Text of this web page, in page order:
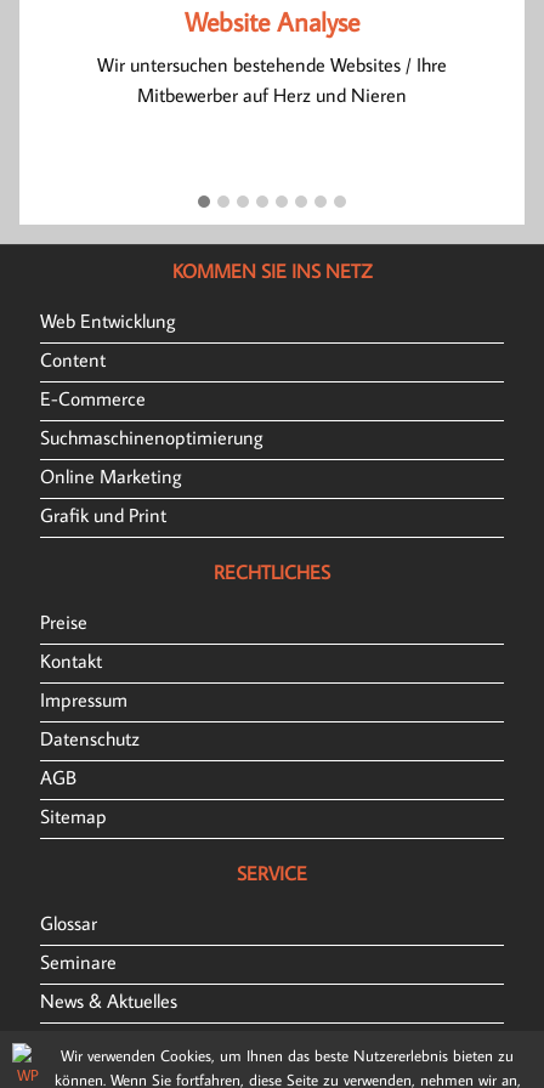
Website Analyse
Wir untersuchen bestehende Websites / Ihre
Mitbewerber auf Herz und Nieren
KOMMEN SIE INS NETZ
Web Entwicklung
Content
E-Commerce
Suchmaschinenoptimierung
Online Marketing
Grafik und Print
RECHTLICHES
Preise
Kontakt
Impressum
Datenschutz
AGB
Sitemap
SERVICE
Glossar
Seminare
News & Aktuelles
FAQ
Wir verwenden Cookies, um Ihnen das beste Nutzererlebnis bieten zu
können. Wenn Sie fortfahren, diese Seite zu verwenden, nehmen wir an,